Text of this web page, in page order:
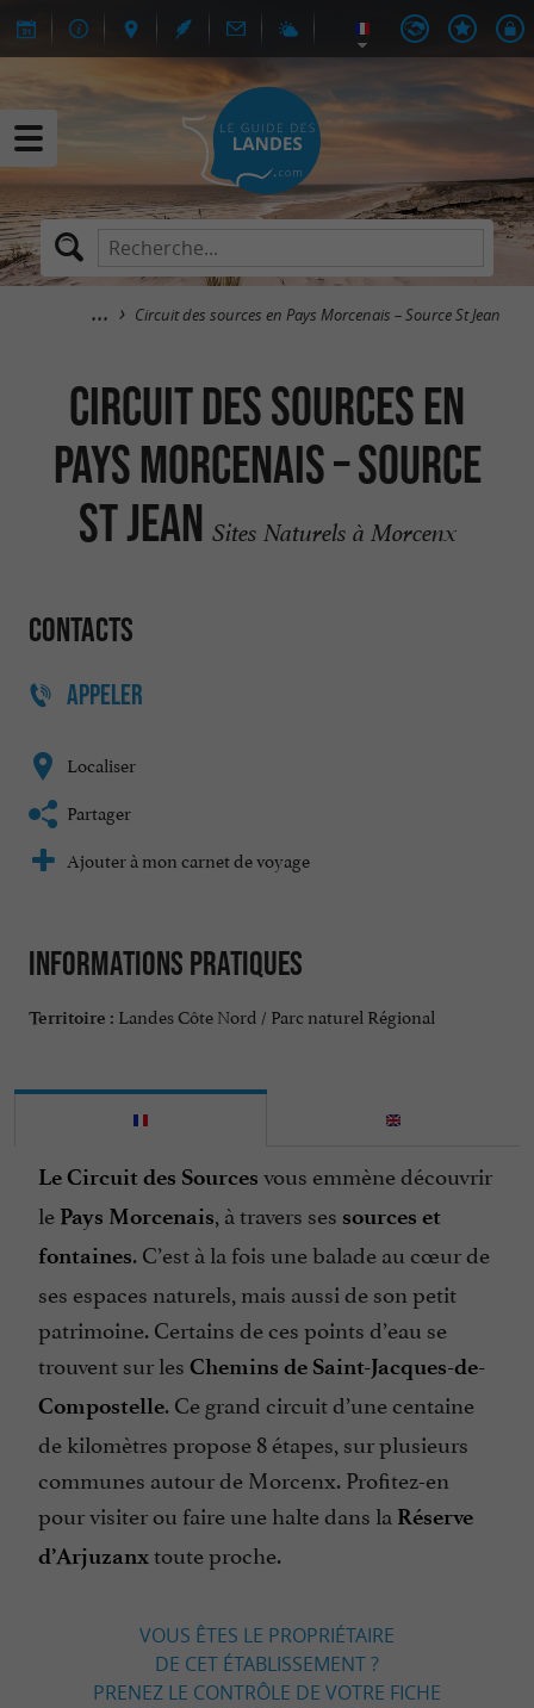
Circuit des sources en Pays Morcenais – Source St Jean
Circuit des sources en
Pays Morcenais – Source
St Jean Sites Naturels à Morcenx
Contacts
APPELER
Localiser
Partager
Ajouter à mon carnet de voyage
Informations pratiques
Territoire : Landes Côte Nord / Parc naturel Régional
Le Circuit des Sources vous emmène découvrir
le Pays Morcenais, à travers ses sources et
fontaines. C’est à la fois une balade au cœur de
ses espaces naturels, mais aussi de son petit
patrimoine. Certains de ces points d’eau se
trouvent sur les Chemins de Saint-Jacques-de-
Compostelle. Ce grand circuit d’une centaine
de kilomètres propose 8 étapes, sur plusieurs
communes autour de Morcenx. Profitez-en
pour visiter ou faire une halte dans la Réserve
d’Arjuzanxtoute proche.
VOUS ÊTES LE PROPRIÉTAIRE
DE CET ÉTABLISSEMENT ?
PRENEZ LE CONTRÔLE DE VOTRE FICHE